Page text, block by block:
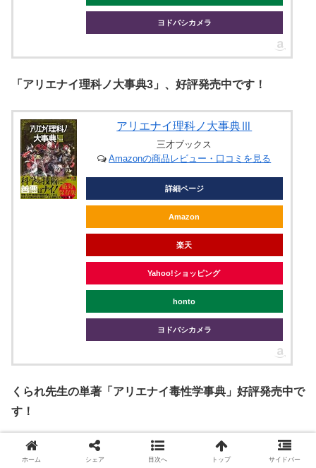
ヨドバシカメラ
「アリエナイ理科ノ大事典3」、好評発売中です！
アリエナイ理科ノ大事典Ⅲ
三才ブックス
Amazonの商品レビュー・口コミを見る
詳細ページ
Amazon
楽天
Yahoo!ショッピング
honto
ヨドバシカメラ
くられ先生の単著「アリエナイ毒性学事典」好評発売中で
す！
アリエナイ毒性学事典（アリエナイ理
ホーム シェア 目次へ トップ サイドバー